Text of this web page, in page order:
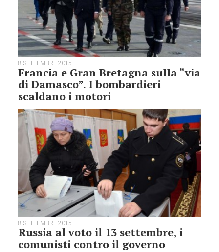
8 SETTEMBRE 2015
Francia e Gran Bretagna sulla “via
di Damasco”. I bombardieri
scaldano i motori
8 SETTEMBRE 2015
Russia al voto il 13 settembre, i
comunisti contro il governo